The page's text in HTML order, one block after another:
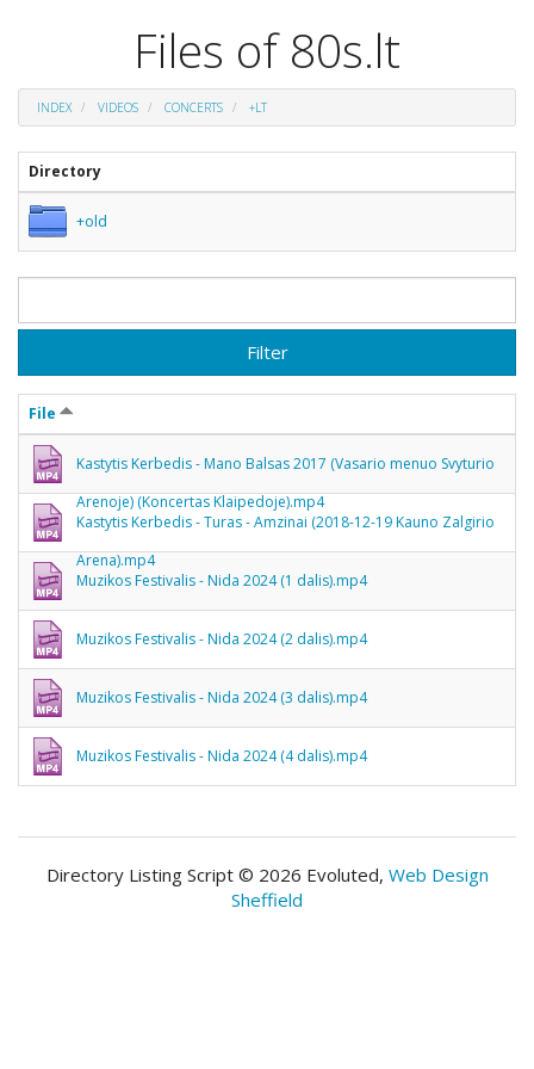
Files of 80s.lt
INDEX VIDEOS CONCERTS +LT
Directory
+old
Filter
File
Kastytis Kerbedis - Mano Balsas 2017 (Vasario menuo Svyturio
Arenoje) (Koncertas Klaipedoje).mp4
Kastytis Kerbedis - Turas - Amzinai (2018-12-19 Kauno Zalgirio
Arena).mp4
Muzikos Festivalis - Nida 2024 (1 dalis).mp4
Muzikos Festivalis - Nida 2024 (2 dalis).mp4
Muzikos Festivalis - Nida 2024 (3 dalis).mp4
Muzikos Festivalis - Nida 2024 (4 dalis).mp4
Directory Listing Script © 2026 Evoluted, Web Design
Sheffield